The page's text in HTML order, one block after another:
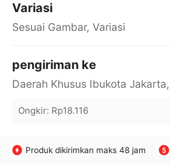
Variasi
Sesuai Gambar, Variasi
pengiriman ke
Ongkir: Rp18.116
Produk dikirimkan maks 48 jam